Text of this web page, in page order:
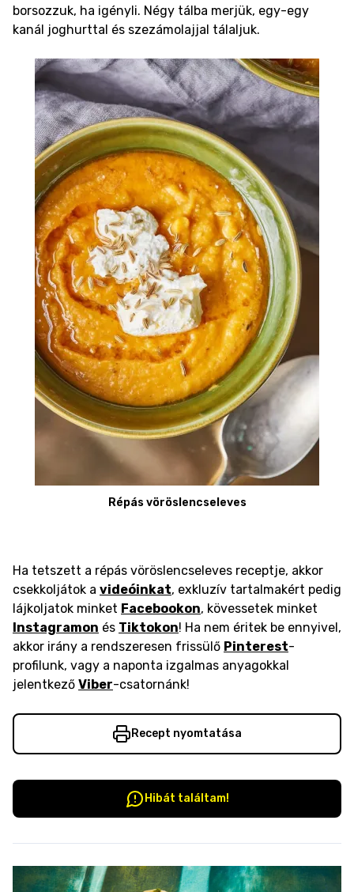
borsozzuk, ha igényli. Négy tálba merjük, egy-egy
kanál joghurttal és szezámolajjal tálaljuk.
Répás vöröslencseleves
Ha tetszett a répás vöröslencseleves receptje, akkor
csekkoljátok a videóinkat, exkluzív tartalmakért pedig
lájkoljatok minket Facebookon, kövessetek minket
Instagramon és Tiktokon! Ha nem éritek be ennyivel,
akkor irány a rendszeresen frissülő Pinterest-
profilunk, vagy a naponta izgalmas anyagokkal
jelentkező Viber-csatornánk!
Recept nyomtatása
Hibát találtam!